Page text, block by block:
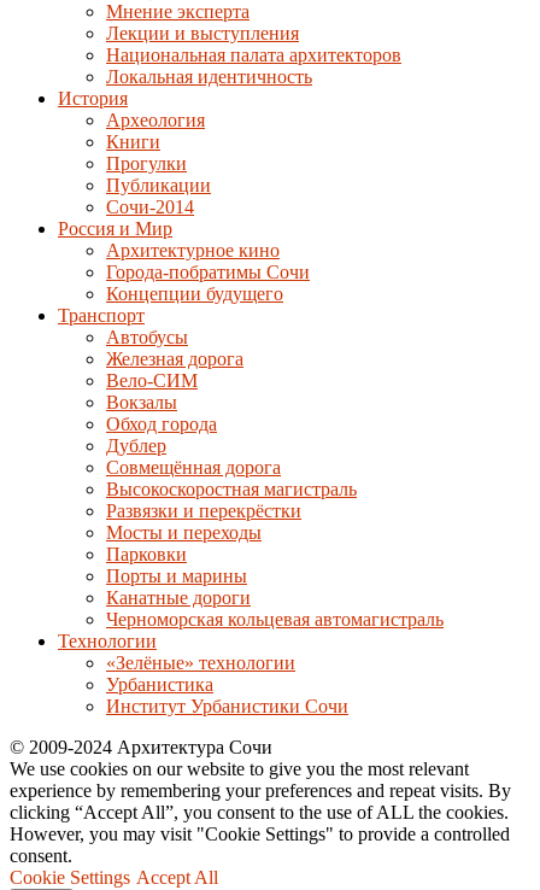
Мнение эксперта
Лекции и выступления
Национальная палата архитекторов
Локальная идентичность
История
Археология
Книги
Прогулки
Публикации
Сочи-2014
Россия и Мир
Архитектурное кино
Города-побратимы Сочи
Концепции будущего
Транспорт
Автобусы
Железная дорога
Вело-СИМ
Вокзалы
Обход города
Дублер
Совмещённая дорога
Высокоскоростная магистраль
Развязки и перекрёстки
Мосты и переходы
Парковки
Порты и марины
Канатные дороги
Черноморская кольцевая автомагистраль
Технологии
«Зелёные» технологии
Урбанистика
Институт Урбанистики Сочи
© 2009-2024 Архитектура Сочи
We use cookies on our website to give you the most relevant
experience by remembering your preferences and repeat visits. By
clicking “Accept All”, you consent to the use of ALL the cookies.
However, you may visit "Cookie Settings" to provide a controlled
consent.
Cookie Settings Accept All